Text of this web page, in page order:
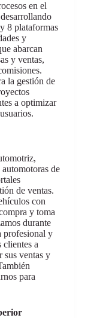
en el
8 plataformas
y
abarcan
y ventas,
la gestión de
a optimizar
de
de ventas.
con
y toma
durante
profesional y
a
sus ventas y
para